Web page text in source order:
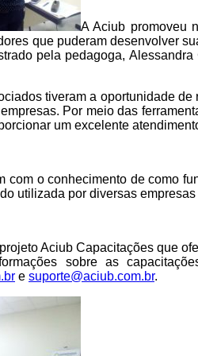
A Aciub promoveu
que puderam desenvolver
pela pedagoga,
tiveram a oportunidade
Por meio das
um excelente
com o conhecimento de como
utilizada por diversas
Aciub Capacitações que
sobre as
e suporte@aciub.com.br.